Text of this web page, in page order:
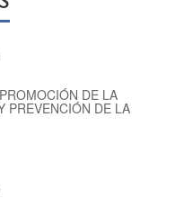
DE LA
PREVENCIÓN DE LA